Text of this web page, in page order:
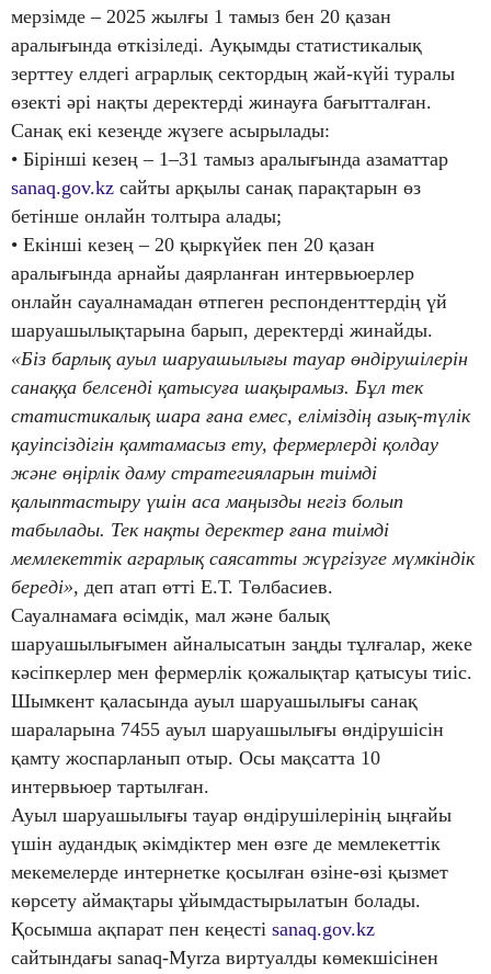
мерзімде – 2025 жылғы 1 тамыз бен 20 қазан
аралығында өткізіледі. Ауқымды статистикалық
зерттеу елдегі аграрлық сектордың жай-күйі туралы
өзекті әрі нақты деректерді жинауға бағытталған.
Санақ екі кезеңде жүзеге асырылады:
• Бірінші кезең – 1–31 тамыз аралығында азаматтар
sanaq.gov.kz сайты арқылы санақ парақтарын өз
бетінше онлайн толтыра алады;
• Екінші кезең – 20 қыркүйек пен 20 қазан
аралығында арнайы даярланған интервьюерлер
онлайн сауалнамадан өтпеген респонденттердің үй
шаруашылықтарына барып, деректерді жинайды.
«Біз барлық ауыл шаруашылығы тауар өндірушілерін
санаққа белсенді қатысуға шақырамыз. Бұл тек
статистикалық шара ғана емес, еліміздің азық-түлік
қауіпсіздігін қамтамасыз ету, фермерлерді қолдау
және өңірлік даму стратегияларын тиімді
қалыптастыру үшін аса маңызды негіз болып
табылады. Тек нақты деректер ғана тиімді
мемлекеттік аграрлық саясатты жүргізуге мүмкіндік
береді», деп атап өтті Е.Т. Төлбасиев.
Сауалнамаға өсімдік, мал және балық
шаруашылығымен айналысатын заңды тұлғалар, жеке
кәсіпкерлер мен фермерлік қожалықтар қатысуы тиіс.
Шымкент қаласында ауыл шаруашылығы санақ
шараларына 7455 ауыл шаруашылығы өндірушісін
қамту жоспарланып отыр. Осы мақсатта 10
интервьюер тартылған.
Ауыл шаруашылығы тауар өндірушілерінің ыңғайы
үшін аудандық әкімдіктер мен өзге де мемлекеттік
мекемелерде интернетке қосылған өзіне-өзі қызмет
көрсету аймақтары ұйымдастырылатын болады.
Қосымша ақпарат пен кеңесті sanaq.gov.kz
сайтындағы sanaq-Myrza виртуалды көмекшісінен